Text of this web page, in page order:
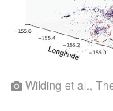
Wilding et al.,